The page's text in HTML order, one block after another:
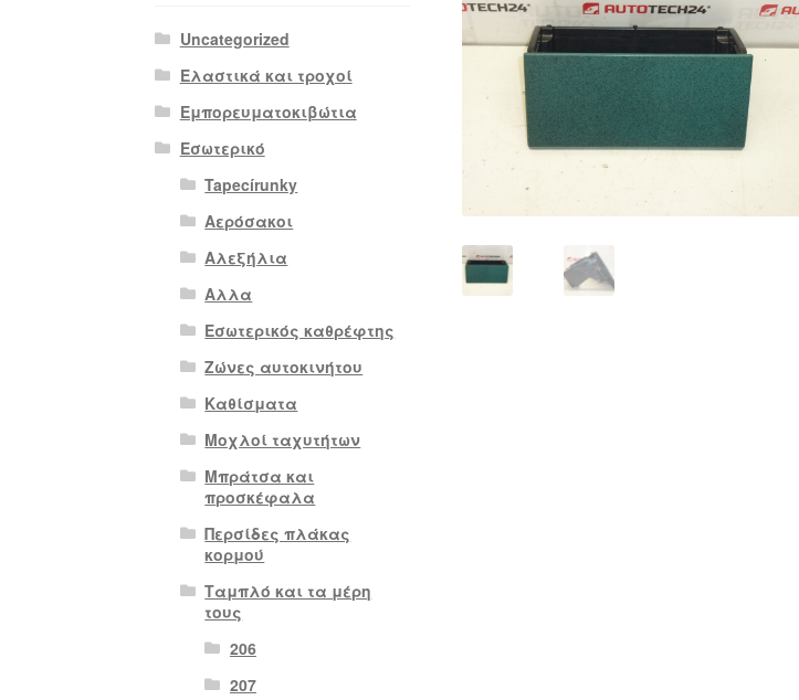
🔍
Uncategorized
Ελαστικά και τροχοί
Εμπορευματοκιβώτια
Εσωτερικό
Tapecírunky
Αερόσακοι
Αλεξήλια
Αλλα
Εσωτερικός καθρέφτης
Ζώνες αυτοκινήτου
Καθίσματα
Μοχλοί ταχυτήτων
Μπράτσα και
προσκέφαλα
Περσίδες πλάκας
κορμού
Ταμπλό και τα μέρη
τους
206
207